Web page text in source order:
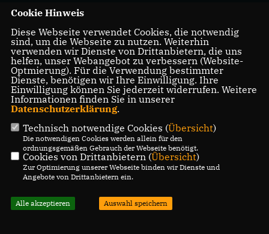
Cookie Hinweis
Diese Webseite verwendet Cookies, die notwendig
sind, um die Webseite zu nutzen. Weiterhin
verwenden wir Dienste von Drittanbietern, die uns
helfen, unser Webangebot zu verbessern (Website-
Optmierung). Für die Verwendung bestimmter
Dienste, benötigen wir Ihre Einwilligung. Ihre
Einwilligung können Sie jederzeit widerrufen. Weitere
Informationen finden Sie in unserer
Datenschutzerklärung.
Technisch notwendige Cookies (Übersicht)
Die notwendigen Cookies werden allein für den
ordnungsgemäßen Gebrauch der Webseite benötigt.
Cookies von Drittanbietern (Übersicht)
Zur Optimierung unserer Webseite binden wir Dienste und
Angebote von Drittanbietern ein.
Alle akzeptieren Auswahl speichern